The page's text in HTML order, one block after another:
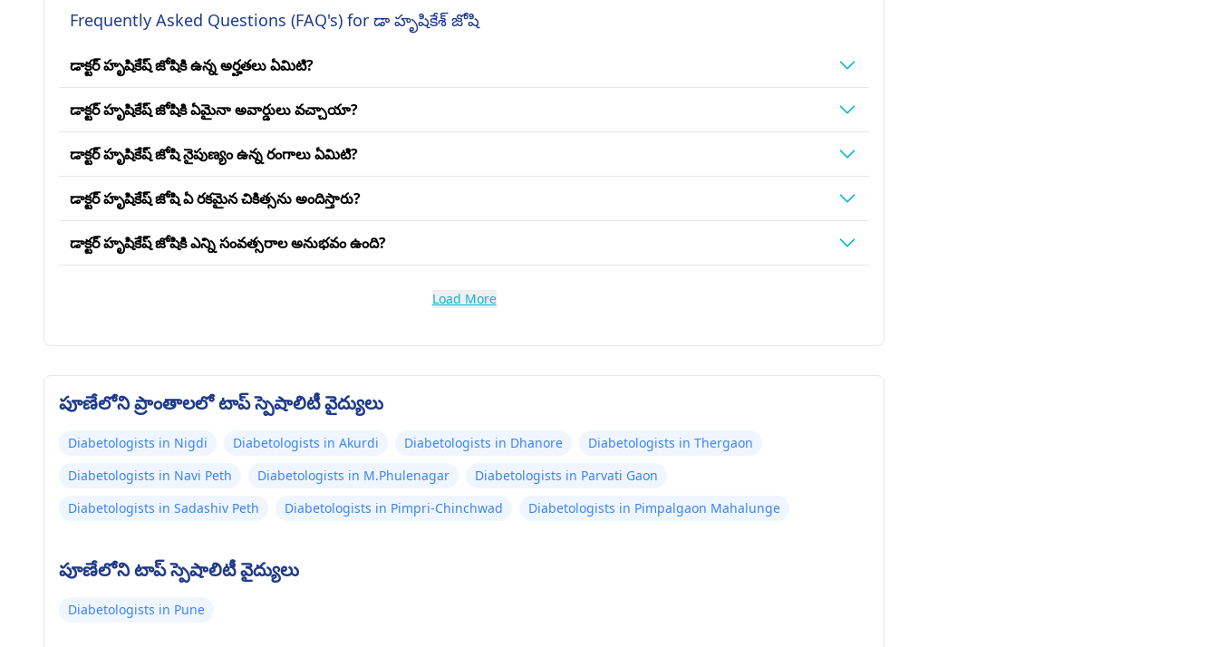
Frequently Asked Questions (FAQ's) for డా హృషికేశ్ జోషి
డాక్టర్ హృషికేష్ జోషికి ఉన్న అర్హతలు ఏమిటి?
డాక్టర్ హృషికేష్ జోషికి ఏమైనా అవార్డులు వచ్చాయా?
డాక్టర్ హృషికేష్ జోషి నైపుణ్యం ఉన్న రంగాలు ఏమిటి?
డాక్టర్ హృషికేష్ జోషి ఏ రకమైన చికిత్సను అందిస్తారు?
డాక్టర్ హృషికేష్ జోషికి ఎన్ని సంవత్సరాల అనుభవం ఉంది?
Load More
పూణేలోని ప్రాంతాలలో టాప్ స్పెషాలిటీ వైద్యులు
Diabetologists in Nigdi Diabetologists in Akurdi Diabetologists in Dhanore
Diabetologists in Thergaon
Diabetologists in Navi Peth
Diabetologists in M.Phulenagar
Diabetologists in Parvati Gaon
Diabetologists in Sadashiv Peth
Diabetologists in Pimpri-Chinchwad Diabetologists in Pimpalgaon Mahalunge
పూణేలోని టాప్ స్పెషాలిటీ వైద్యులు
Diabetologists in Pune